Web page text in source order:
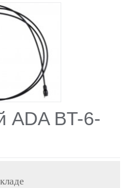
ADA BT-6-